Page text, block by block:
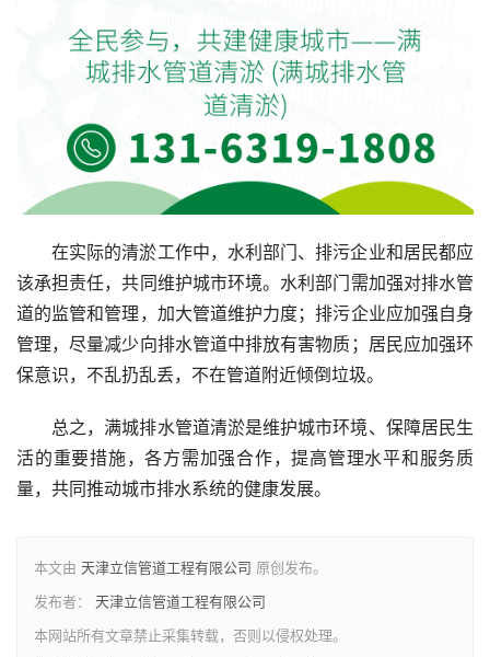
在实际的清淤工作中，水利部门、排污企业和居民都应
该承担责任，共同维护城市环境。水利部门需加强对排水管
道的监管和管理，加大管道维护力度；排污企业应加强自身
管理，尽量减少向排水管道中排放有害物质；居民应加强环
保意识，不乱扔乱丢，不在管道附近倾倒垃圾。
总之，满城排水管道清淤是维护城市环境、保障居民生
活的重要措施，各方需加强合作，提高管理水平和服务质
量，共同推动城市排水系统的健康发展。
本文由 天津立信管道工程有限公司 原创发布。
发布者： 天津立信管道工程有限公司
本网站所有文章禁止采集转载，否则以侵权处理。